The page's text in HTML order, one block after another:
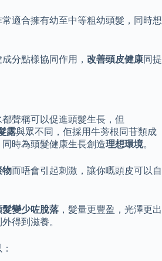
適合擁有幼至中等粗幼頭髮，同時想
分點樣協同作用， 改善頭皮健康同提
聲稱可以促進頭髮生長，但
露與眾不同，佢採用牛蒡根同苷類成
時為頭髮健康生長創造理想環境。
物而唔會引起刺激，讓你嘅頭皮可以自
髮變少咗脫落 ，髮量更豐盈，光澤更出
得到滋養。